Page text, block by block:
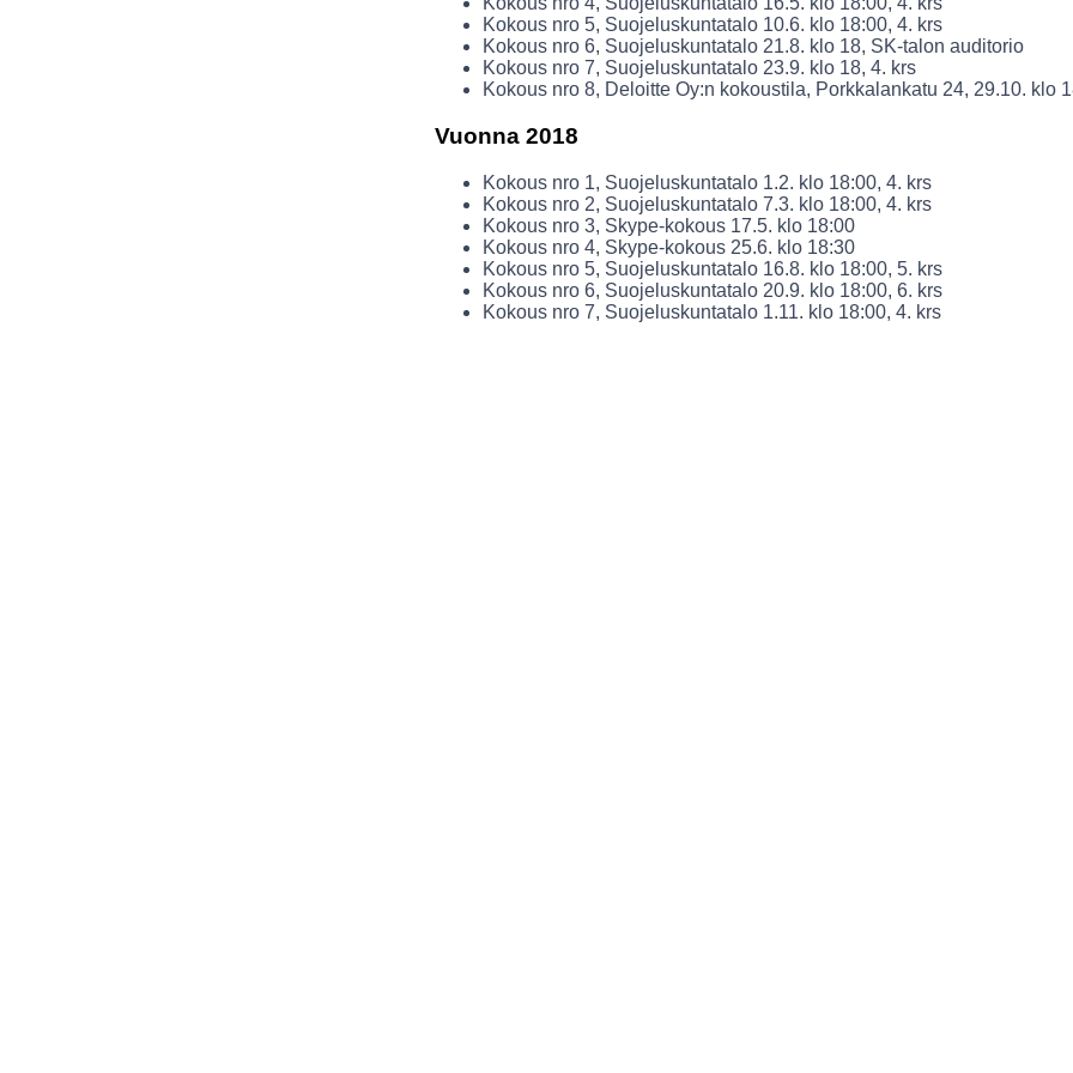
Kokous nro 5, Suojeluskuntatalo 10.6. klo 18:00, 4. krs
Kokous nro 6, Suojeluskuntatalo 21.8. klo 18, SK-talon auditorio
Kokous nro 7, Suojeluskuntatalo 23.9. klo 18, 4. krs
Kokous nro 8, Deloitte Oy:n kokoustila, Porkkalankatu 24, 29.10. klo
Vuonna 2018
Kokous nro 1, Suojeluskuntatalo 1.2. klo 18:00, 4. krs
Kokous nro 2, Suojeluskuntatalo 7.3. klo 18:00, 4. krs
Kokous nro 3, Skype-kokous 17.5. klo 18:00
Kokous nro 4, Skype-kokous 25.6. klo 18:30
Kokous nro 5, Suojeluskuntatalo 16.8. klo 18:00, 5. krs
Kokous nro 6, Suojeluskuntatalo 20.9. klo 18:00, 6. krs
Kokous nro 7, Suojeluskuntatalo 1.11. klo 18:00, 4. krs